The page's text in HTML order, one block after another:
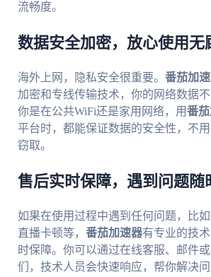
流畅度。
数据安全加密，放心使用无
海外上网，隐私安全很重要。 番茄加
加密和专线传输技术，你的网络数据
你是在公共WiFi还是家用网络，用番
平台时，都能保证数据的安全性，不
窃取。
售后实时保障，遇到问题随
如果在使用过程中遇到任何问题，比如
直播卡顿等， 番茄加速器有专业的技
时保障。你可以通过在线客服、邮件
们，技术人员会快速响应，帮你解决